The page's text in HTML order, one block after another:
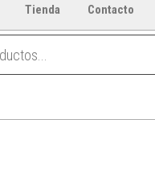
Tienda Contacto